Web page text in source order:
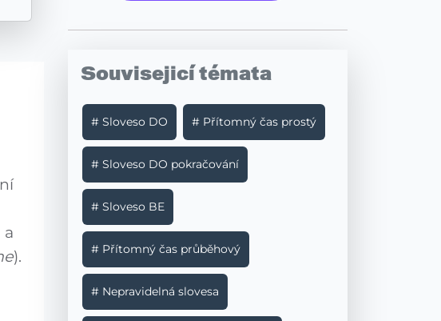
a
).
Souvisejicí témata
# Sloveso DO # Přítomný čas prostý
# Sloveso DO pokračování
# Sloveso BE
# Přítomný čas průběhový
# Nepravidelná slovesa